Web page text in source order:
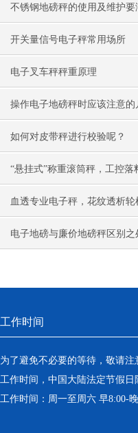
中的运用
不锈钢地磅秤的使用及维护要
些要求
开关量信号电子秤常用场所
电子叉车秤秤重原理
操作电子地磅秤时应该注意的
点
如何对皮带秤进行校验呢？
“悬挂式”称重滚筒秤，工控落
电子称
血透专业电子秤，花纹透析轮
电子地磅与廉价地磅秤区别之
工作时间
为了避免不必要的等待，敬请
工作时间，中国大陆法定节假日
工作时间：周一至周六 早8:00-